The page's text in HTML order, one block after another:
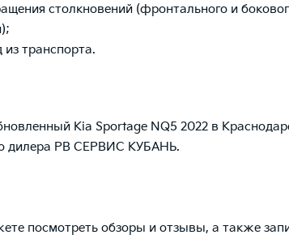
столкновений (фронтального и
транспорта.
Kia Sportage NQ5 2022 в
дилера РВ СЕРВИС КУБАНЬ.
посмотреть обзоры и отзывы, а также